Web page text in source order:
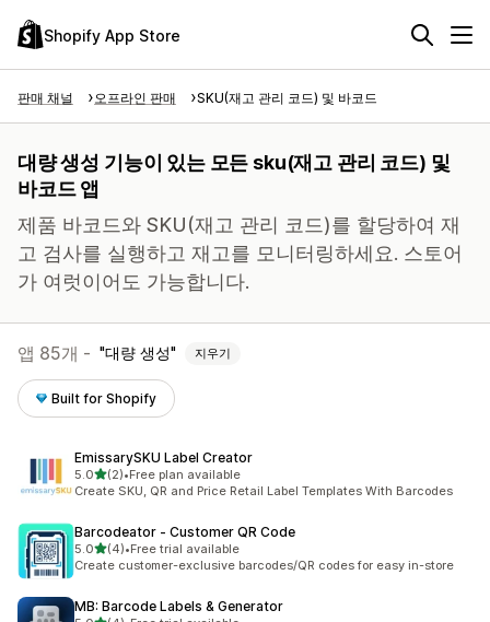
Shopify App Store
판매 채널 오프라인 판매 SKU(재고 관리 코드) 및 바코드
대량 생성 기능이 있는 모든 sku(재고 관리 코드) 및
바코드 앱
제품 바코드와 SKU(재고 관리 코드)를 할당하여 재
고 검사를 실행하고 재고를 모니터링하세요. 스토어
가 여럿이어도 가능합니다.
앱 85개 - 대량 생성 지우기
Built for Shopify
EmissarySKU Label Creator
5.0별 5개 중
(2)
총 리뷰 2개
•Free plan available
Create SKU, QR and Price Retail Label Templates With Barcodes
Barcodeator ‑ Customer QR Code
5.0별 5개 중
(4)
총 리뷰 4개
•Free trial available
Create customer-exclusive barcodes/QR codes for easy in-store
MB: Barcode Labels & Generator